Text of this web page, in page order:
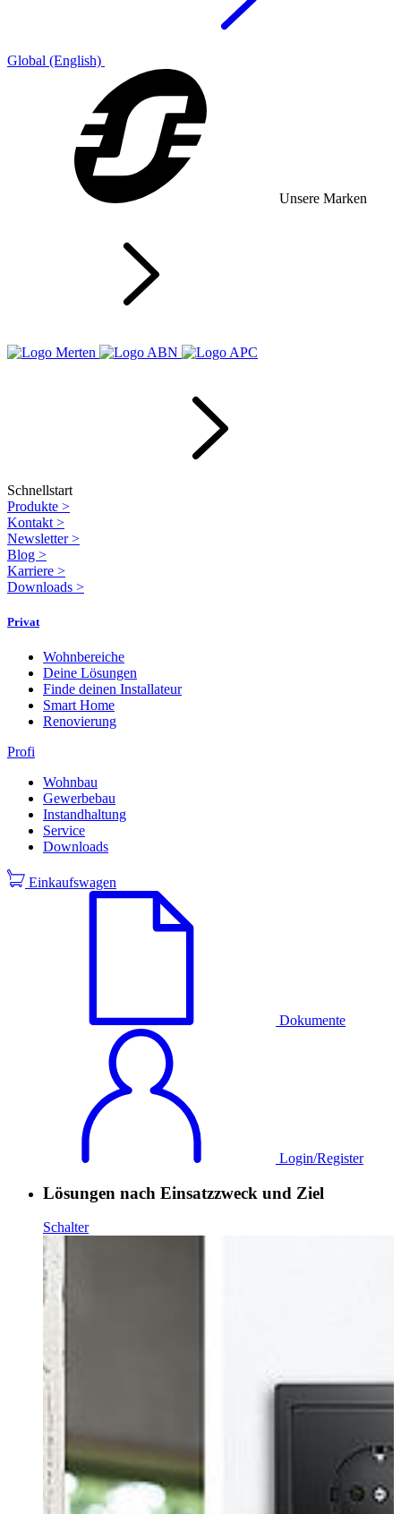
Global (English)
Unsere Marken
Schnellstart
Produkte >
Kontakt >
Newsletter>
Blog >
Karriere >
Downloads >
Privat
Wohnbereiche
Deine Lösungen
Finde deinen Installateur
Smart Home
Renovierung
Profi
Wohnbau
Gewerbebau
Instandhaltung
Service
Downloads
Einkaufswagen
Dokumente
Login/Register
Lösungen nach Einsatzzweck und Ziel
Schalter